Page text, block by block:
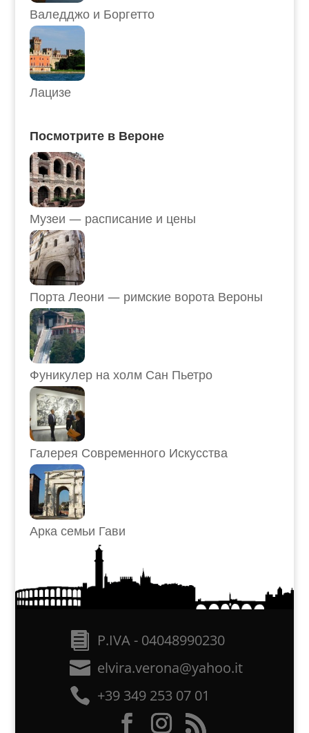
Валедджо и Боргетто
Лацизе
Посмотрите в Вероне
Музеи — расписание и цены
Порта Леони — римские ворота Вероны
Фуникулер на холм Сан Пьетро
Галерея Современного Искусства
Арка семьи Гави
P.IVA - 04048990230
elvira.verona@yahoo.it
+39 349 253 07 01